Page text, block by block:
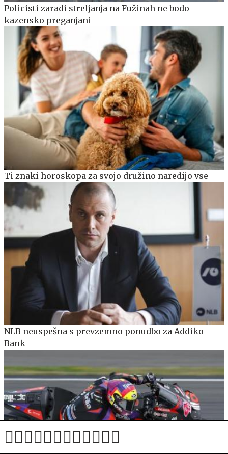
Policisti zaradi streljanja na Fužinah ne bodo
kazensko preganjani
Ti znaki horoskopa za svojo družino naredijo vse
NLB neuspešna s prevzemno ponudbo za Addiko
Bank